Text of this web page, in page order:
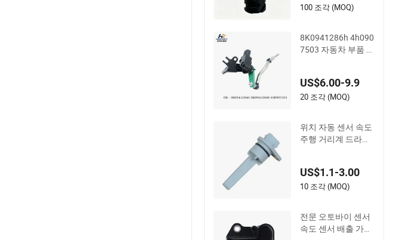
100 조각 (MOQ)
8K0941286h 4h090
7503 자동차 부품 헤
용 A8
US$6.00-9.9
20 조각 (MOQ)
위치 자동 센서 속도
주행 거리계 드라이
부품 차량 ABS 휠 속
도 미터 센서
US$1.1-3.00
10 조각 (MOQ)
전문 오토바이 센서
속도 센서 배출 가스